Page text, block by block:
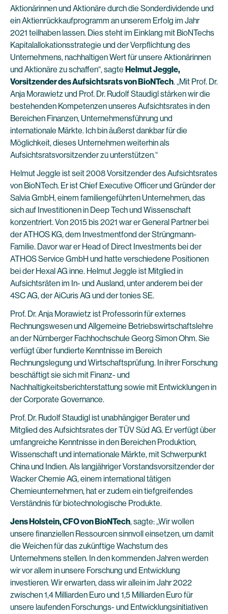
Aktionärinnen und Aktionäre durch die Sonderdividende und
ein Aktienrückkaufprogramm an unserem Erfolg im Jahr
2021 teilhaben lassen. Dies steht im Einklang mit BioNTechs
Kapitalallokationsstrategie und der Verpflichtung des
Unternehmens, nachhaltigen Wert für unsere Aktionärinnen
und Aktionäre zu schaffen“, sagte Helmut Jeggle,
Vorsitzender des Aufsichtsrats von BioNTech. „Mit Prof. Dr.
Anja Morawietz und Prof. Dr. Rudolf Staudigl stärken wir die
bestehenden Kompetenzen unseres Aufsichtsrates in den
Bereichen Finanzen, Unternehmensführung und
internationale Märkte. Ich bin äußerst dankbar für die
Möglichkeit, dieses Unternehmen weiterhin als
Aufsichtsratsvorsitzender zu unterstützen.“
Helmut Jeggle ist seit 2008 Vorsitzender des Aufsichtsrates
von BioNTech. Er ist Chief Executive Officer und Gründer der
Salvia GmbH, einem familiengeführten Unternehmen, das
sich auf Investitionen in Deep Tech und Wissenschaft
konzentriert. Von 2015 bis 2021 war er General Partner bei
der ATHOS KG, dem Investmentfond der Strüngmann-
Familie. Davor war er Head of Direct Investments bei der
ATHOS Service GmbH und hatte verschiedene Positionen
bei der Hexal AG inne. Helmut Jeggle ist Mitglied in
Aufsichtsräten im In- und Ausland, unter anderem bei der
4SC AG, der AiCuris AG und der tonies SE.
Prof. Dr. Anja Morawietz ist Professorin für externes
Rechnungswesen und Allgemeine Betriebswirtschaftslehre
an der Nürnberger Fachhochschule Georg Simon Ohm. Sie
verfügt über fundierte Kenntnisse im Bereich
Rechnungslegung und Wirtschaftsprüfung. In ihrer Forschung
beschäftigt sie sich mit Finanz- und
Nachhaltigkeitsberichterstattung sowie mit Entwicklungen in
der Corporate Governance.
Prof. Dr. Rudolf Staudigl ist unabhängiger Berater und
Mitglied des Aufsichtsrates der TÜV Süd AG. Er verfügt über
umfangreiche Kenntnisse in den Bereichen Produktion,
Wissenschaft und internationale Märkte, mit Schwerpunkt
China und Indien. Als langjähriger Vorstandsvorsitzender der
Wacker Chemie AG, einem international tätigen
Chemieunternehmen, hat er zudem ein tiefgreifendes
Verständnis für biotechnologische Produkte.
Jens Holstein, CFO von BioNTech, sagte: „Wir wollen
unsere finanziellen Ressourcen sinnvoll einsetzen, um damit
die Weichen für das zukünftige Wachstum des
Unternehmens stellen. In den kommenden Jahren werden
wir vor allem in unsere Forschung und Entwicklung
investieren. Wir erwarten, dass wir allein im Jahr 2022
zwischen 1,4 Milliarden Euro und 1,5 Milliarden Euro für
unsere laufenden Forschungs- und Entwicklungsinitiativen